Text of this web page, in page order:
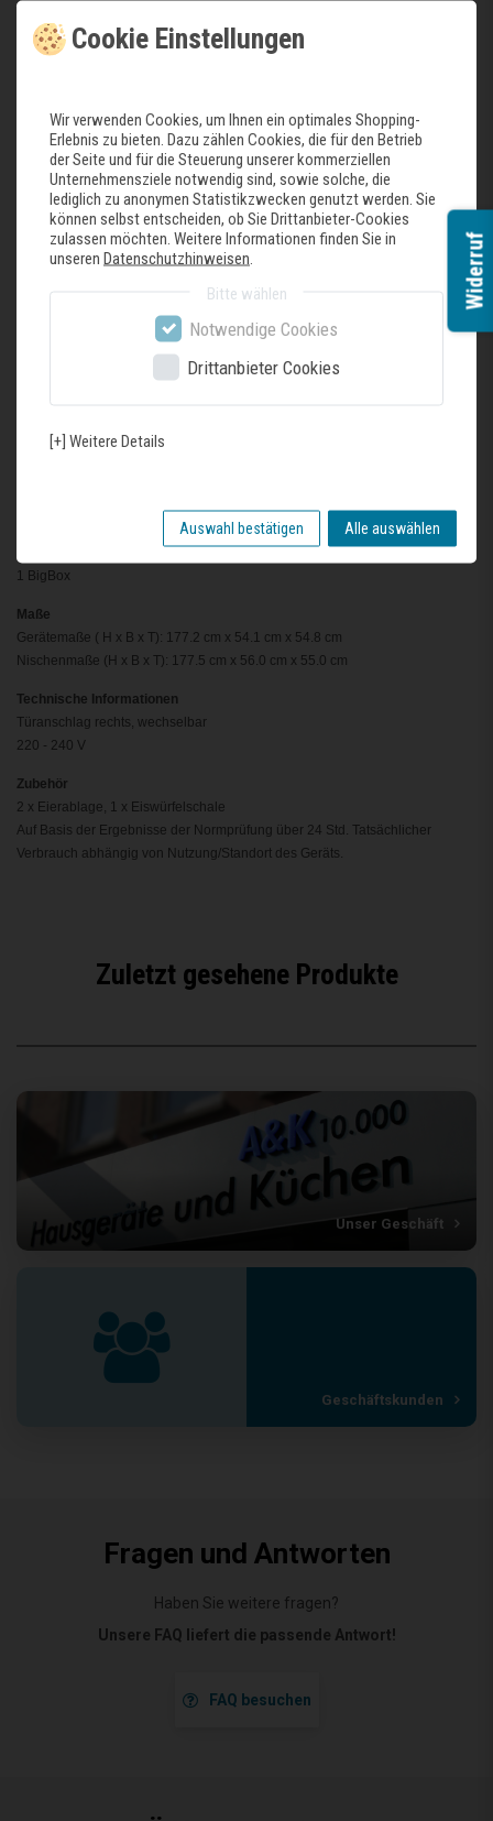
Klimaklasse: SN-ST
SuperGefrieren: ja
Design
LED Beleuchtung
Komfort und Sicherheit
Elektronische Temperaturregelung über LED ablesbar
Akustischer Alarm Kühlschranktür
4 Abstellflächen aus Sicherheitsglas, davon 3 höhenverstellbar
Flex Cooling : Einhängeschienen aus Metall, verschiedene Türabsteller mit
und ohne Deckel
Frischhaltesystem
LowFrost - geringere Eisbildung, schnelleres Abtauen
3transparente Gefriergut-Schubladen, davon
1 BigBox
Maße
Gerätemaße ( H x B x T): 177.2 cm x 54.1 cm x 54.8 cm
Nischenmaße (H x B x T): 177.5 cm x 56.0 cm x 55.0 cm
Technische Informationen
Türanschlag rechts, wechselbar
220 - 240 V
Zubehör
2 x Eierablage, 1 x Eiswürfelschale
Auf Basis der Ergebnisse der Normprüfung über 24 Std. Tatsächlicher
Verbrauch abhängig von Nutzung/Standort des Geräts.
Zuletzt gesehene Produkte
Unser Geschäft
Geschäftskunden
Fragen und Antworten
Haben Sie weitere fragen?
Unsere FAQ liefert die passende Antwort!
FAQ besuchen
Cookie Einstellungen
Wir verwenden Cookies, um Ihnen ein optimales Shopping-
Erlebnis zu bieten. Dazu zählen Cookies, die für den Betrieb
der Seite und für die Steuerung unserer kommerziellen
Unternehmensziele notwendig sind, sowie solche, die
lediglich zu anonymen Statistikzwecken genutzt werden. Sie
können selbst entscheiden, ob Sie Drittanbieter-Cookies
zulassen möchten. Weitere Informationen finden Sie in
unseren Datenschutzhinweisen
Bitte wählen
Notwendige Cookies
Drittanbieter Cookies
[+] Weitere Details
Auswahl bestätigen Alle auswählen
Widerruf